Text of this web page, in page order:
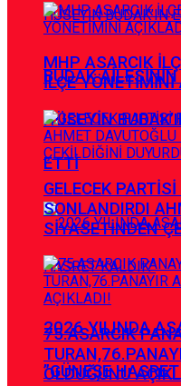
BUDAK
HÜSEYİN
ETTİ
2026 YILINDA
”GÜNEŞE
MHP ASARCIK
İLÇE YÖNETİMİNİ
GELECEK
SONLANDIRDI
SİYASETİNDEN
75.ASARCIK
OLDUĞUNU